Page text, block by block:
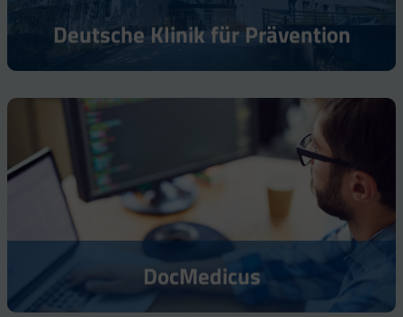
Deutsche Klinik für Prävention
DocMedicus